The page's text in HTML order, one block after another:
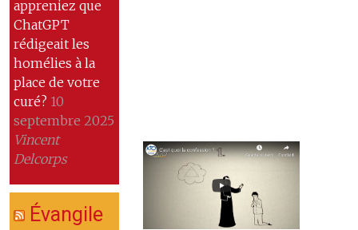
appreniez que
ChatGPT
rédigeait les
homélies à la
place de votre
curé? 10
septembre 2025
Vincent
Delcorps
Évangile